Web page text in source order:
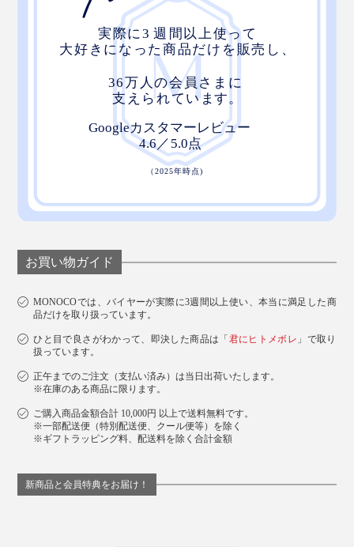
お買い物ガイド
MONOCOでは、バイヤーが実際に3週間以上使い、本当に満足した商
品だけを取り扱っています。
ひと目で良さがわかって、即決した商品は「 君にヒトメボレ 」で取り
扱っています。
正午までのご注文（支払い済み）は当日出荷いたします。
※在庫のある商品に限ります。
ご購入商品金額合計 10,000円 以上で送料無料です。
※一部配送便（特別配送便、クール便等）を除く
※ギフトラッピング料、配送料を除く合計金額
新商品と会員特典をお届け！